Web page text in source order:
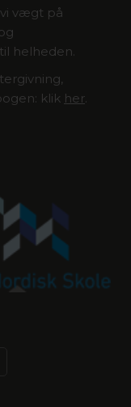
vægt på
helheden.
klik her.